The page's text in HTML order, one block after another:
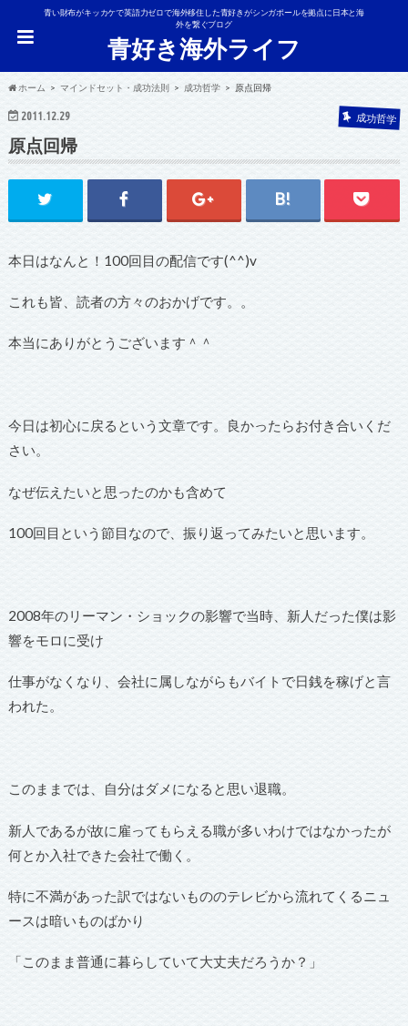
青い財布がキッカケで英語力ゼロで海外移住した青好きがシンガポールを拠点に日本と海
外を繋ぐブログ
青好き海外ライフ
ホーム マインドセット・成功法則 成功哲学 原点回帰
2011.12.29 成功哲学
原点回帰
本日はなんと！100回目の配信です(^^)v
これも皆、読者の方々のおかげです。。
本当にありがとうございます＾＾
今日は初心に戻るという文章です。良かったらお付き合いくだ
さい。
なぜ伝えたいと思ったのかも含めて
100回目という節目なので、振り返ってみたいと思います。
2008年のリーマン・ショックの影響で当時、新人だった僕は影
響をモロに受け
仕事がなくなり、会社に属しながらもバイトで日銭を稼げと言
われた。
このままでは、自分はダメになると思い退職。
新人であるが故に雇ってもらえる職が多いわけではなかったが
何とか入社できた会社で働く。
特に不満があった訳ではないもののテレビから流れてくるニュ
ースは暗いものばかり
「このまま普通に暮らしていて大丈夫だろうか？」